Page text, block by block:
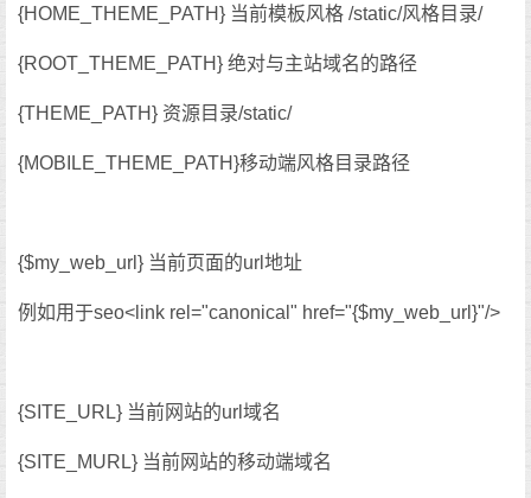
{HOME_THEME_PATH} 当前模板风格 /static/风格目录/
{ROOT_THEME_PATH} 绝对与主站域名的路径
{THEME_PATH} 资源目录/static/
{MOBILE_THEME_PATH}移动端风格目录路径
{$my_web_url} 当前页面的url地址
例如用于seo<link rel="canonical" href="{$my_web_url}"/>
{SITE_URL} 当前网站的url域名
{SITE_MURL} 当前网站的移动端域名